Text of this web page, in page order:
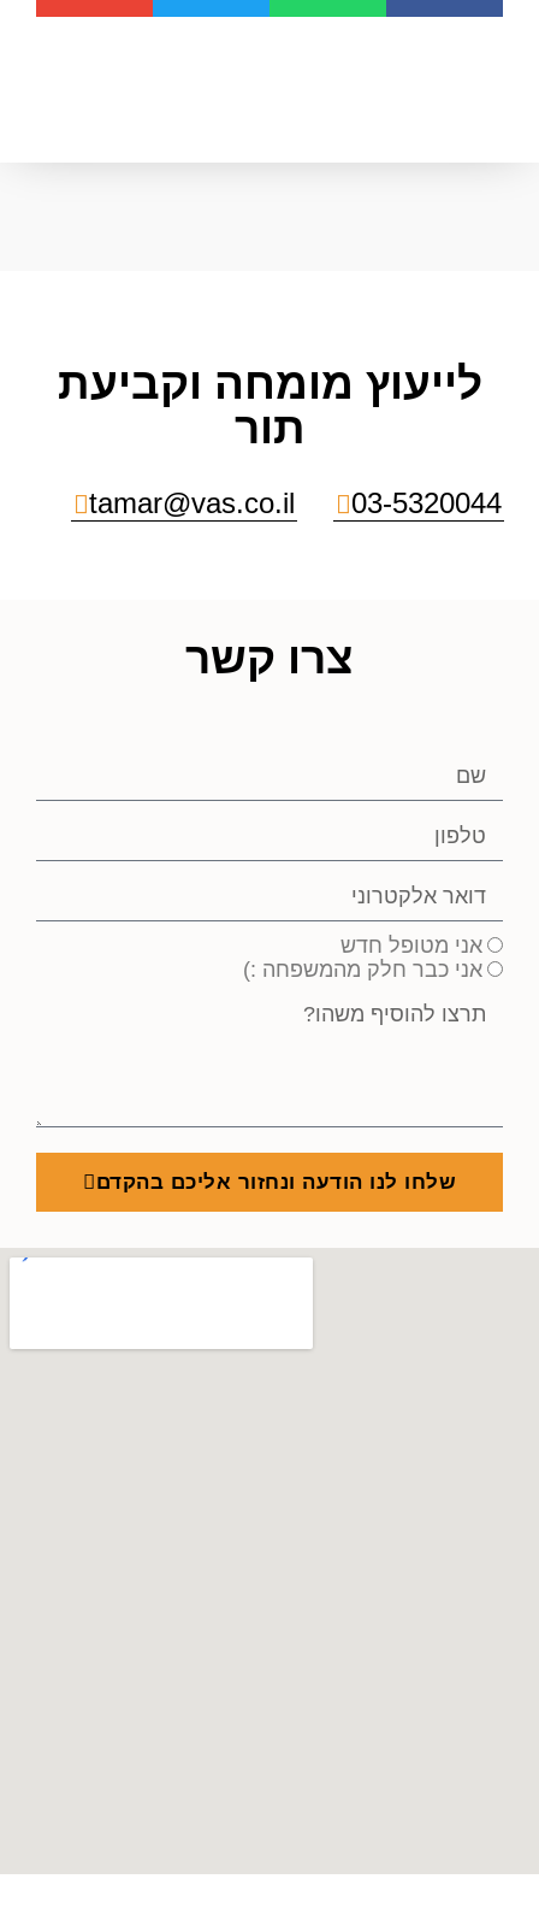
לייעוץ מומחה וקביעת
תור
03-5320044
tamar@vas.co.il
צרו קשר
אני מטופל חדש
אני כבר חלק מהמשפחה :)
שלחו לנו הודעה ונחזור אליכם בהקדם